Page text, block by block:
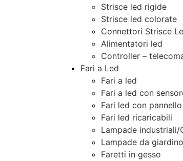
Strisce led rigide
Strisce led colorate
Connettori Strisce
Alimentatori led
Controller –
Fari a Led
Fari a led
Fari a led con
Fari led con
Fari led ricaricabili
Lampade industriali/
Lampade da giardino
Faretti in gesso